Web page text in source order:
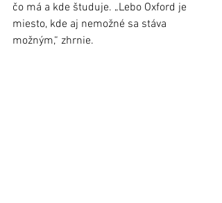
čo má a kde študuje. „Lebo Oxford je
miesto, kde aj nemožné sa stáva
možným,“ zhrnie.